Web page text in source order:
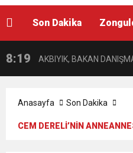
Son Dakika
8:22 ZONGULDAK VALİ
ZİYARET ETTİ.
8:19 AKBIYIK, BAKAN
12:00 ÇOK GECMIS OLSUN
Anasayfa Son Dakika
CEM DERELİ’NİN